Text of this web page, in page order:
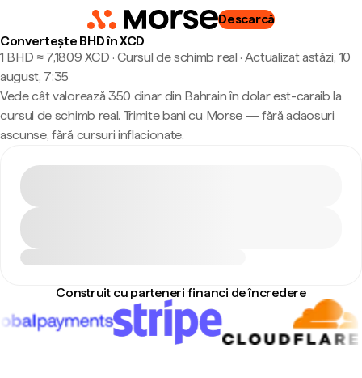
Descarcă
Convertește BHD în XCD
1 BHD ≈ 7,1809 XCD · Cursul de schimb real · Actualizat astăzi, 10
august, 7:35
Vede cât valorează 350 dinar din Bahrain în dolar est-caraib la
cursul de schimb real. Trimite bani cu Morse — fără adaosuri
ascunse, fără cursuri inflacionate.
Construit cu parteneri financi de încredere